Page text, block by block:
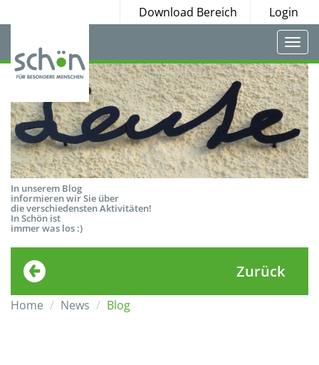
Download Bereich Login
In unserem Blog
informieren wir Sie über
die verschiedensten Aktivitäten!
In Schön ist
immer was los :)
Zurück
Home News Blog